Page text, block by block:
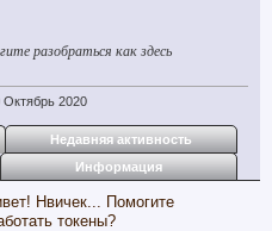
разобраться как здесь
Октябрь 2020
Недавняя активность
Информация
Нвичек... Помогите
токены?